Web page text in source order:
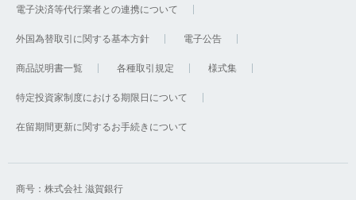
電子決済等代行業者との連携について
外国為替取引に関する基本方針 電子公告
商品説明書一覧 各種取引規定 様式集
特定投資家制度における期限日について
在留期間更新に関するお手続きについて
商号：株式会社 滋賀銀行